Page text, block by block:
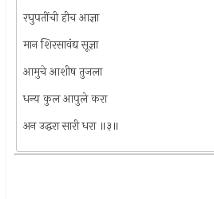
रघुपतींची हीच आज्ञा
मान शिरसावंद्य सूज्ञा
आमुचे आशीष तुजला
धन्य कुल आपुले करा
अन उद्धरा सारी धरा ॥३॥